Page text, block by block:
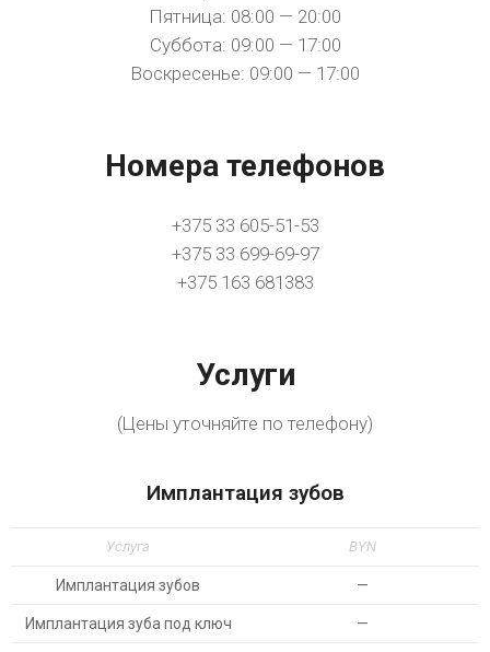
Пятница: 08:00 — 20:00
Суббота: 09:00 — 17:00
Воскресенье: 09:00 — 17:00
Номера телефонов
+375 33 605-51-53
+375 33 699-69-97
+375 163 681383
Услуги
(Цены уточняйте по телефону)
Имплантация зубов
Услуга BYN
Имплантация зубов —
Имплантация зуба под ключ —